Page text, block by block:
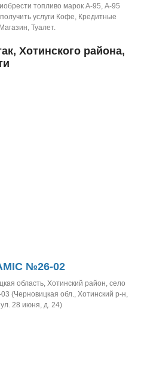
топливо марок А-95, А-95
услуги Кофе, Кредитные
Туалет.
Хотинского района,
№26-02
область, Хотинский район, село
(Черновицкая обл., Хотинский р-н,
ул. 28 июня, д. 24)